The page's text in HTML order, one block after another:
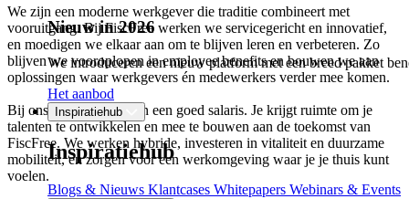
Nieuw in 2026
We introduceren een nieuw platform met een breed pakket
Het aanbod
Inspiratiehub
Inspiratiehub
Blogs & Nieuws Klantcases Whitepapers Webinars & Events
We zijn een moderne werkgever die traditie combineert met
vooruitgang. Bij FiscFree werken we servicegericht en innovatief,
en moedigen we elkaar aan om te blijven leren en verbeteren. Zo
blijven we vooroplopen in employee benefits en bouwen we aan
oplossingen waar werkgevers én medewerkers verder mee komen.
Bij ons krijg je meer dan een goed salaris. Je krijgt ruimte om je
talenten te ontwikkelen en mee te bouwen aan de toekomst van
FiscFree. We werken hybride, investeren in vitaliteit en duurzame
mobiliteit, en zorgen voor een werkomgeving waar je je thuis kunt
voelen.